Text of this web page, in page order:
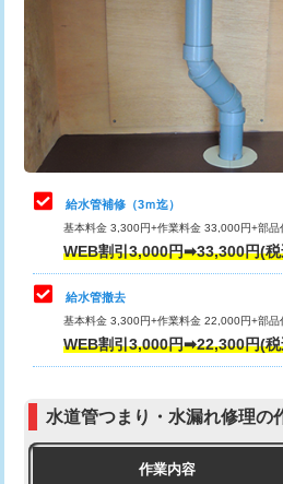
排水管工事（土の掘削・埋め戻し作
排水管工事（排水管工事/3ｍまで）
排水管工事（追加 排水管工事/3ｍ超
マス交換（土の掘削・埋め戻し作業）
マス交換（深さ50㎝未満）
マス交換（深さ50㎝以上）
コンクリート斫り（厚さ10㎝まで）
止水・漏水調査・防水処理・清掃・修
理・調整・分解・加工など（軽作業）
止水・漏水調査・防水処理・清掃・修
理・調整・分解・加工など（中作業）
止水・漏水調査・防水処理・清掃・
理・調整・分解・加工など（重作業
その他部品の脱着
交換・取付（タンク）
式）)
式・ワンホール）)
給水管補修（3ｍ迄）
基本料金 3,300円+作業料金 33,000円+部
WEB割引3,000円➡33,300円(
給水管撤去
基本料金 3,300円+作業料金 22,000円+部
WEB割引3,000円➡22,300円(
水道管つまり・水漏れ修理の
作業内容